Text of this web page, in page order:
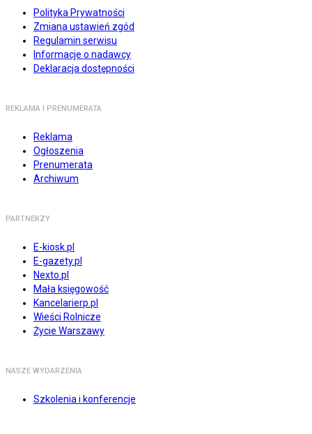
Polityka Prywatności
Zmiana ustawień zgód
Regulamin serwisu
Informacje o nadawcy
Deklaracja dostępności
REKLAMA I PRENUMERATA
Reklama
Ogłoszenia
Prenumerata
Archiwum
PARTNERZY
E-kiosk.pl
E-gazety.pl
Nexto.pl
Mała księgowość
Kancelarierp.pl
Wieści Rolnicze
Życie Warszawy
NASZE WYDARZENIA
Szkolenia i konferencje